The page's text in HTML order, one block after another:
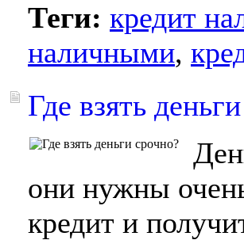
Теги: кредит
наличными,
Где взять
они нужны
кредит и